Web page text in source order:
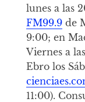
lunes a las
FM99.9de
9:00; en
Viernes a
Ebro los
11:00).